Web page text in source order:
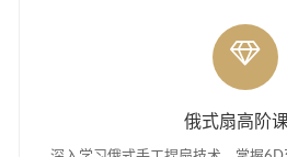
俄式扇高阶